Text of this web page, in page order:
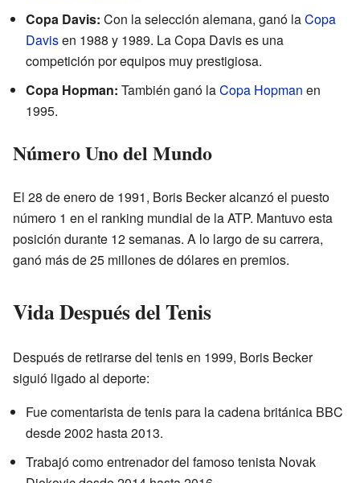
Copa Davis: Con la selección alemana, ganó laCopa
Davisen 1988 y 1989. La Copa Davis es una
competición por equipos muy prestigiosa.
Copa Hopman: También ganó laCopa Hopman en
1995.
Número Uno del Mundo
El 28 de enero de 1991, Boris Becker alcanzó el puesto
número 1 en el ranking mundial de la ATP. Mantuvo esta
posición durante 12 semanas. A lo largo de su carrera,
ganó más de 25 millones de dólares en premios.
Vida Después del Tenis
Después de retirarse del tenis en 1999, Boris Becker
siguió ligado al deporte:
Fue comentarista de tenis para la cadena británica BBC
desde 2002 hasta 2013.
Trabajó como entrenador del famoso tenista Novak